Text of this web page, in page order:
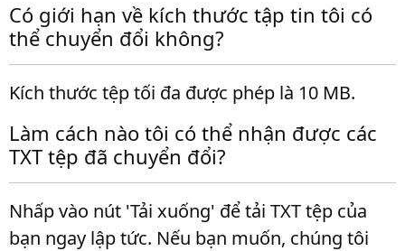
Có giới hạn về kích thước tập tin tôi có
thể chuyển đổi không?
Kích thước tệp tối đa được phép là 10 MB.
Làm cách nào tôi có thể nhận được các
TXT tệp đã chuyển đổi?
Nhấp vào nút 'Tải xuống' để tải TXT tệp của
bạn ngay lập tức. Nếu bạn muốn, chúng tôi